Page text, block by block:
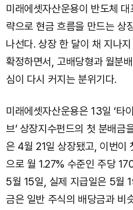
미래에셋자산운용이 반도체
략으로 현금 흐름을 만드는 상
나선다. 상장 한 달이 채 지나
확정하면서, 고배당형과 월분
심이 다시 커지는 분위기다.
미래에셋자산운용은 13일 ‘타
브’ 상장지수펀드의 첫 분배금
은 4월 21일 상장됐고, 이번이
으로 월 1.27% 수준인 주당
5월 15일, 실제 지급일은 5월
금은 일반 주식의 배당금과 비